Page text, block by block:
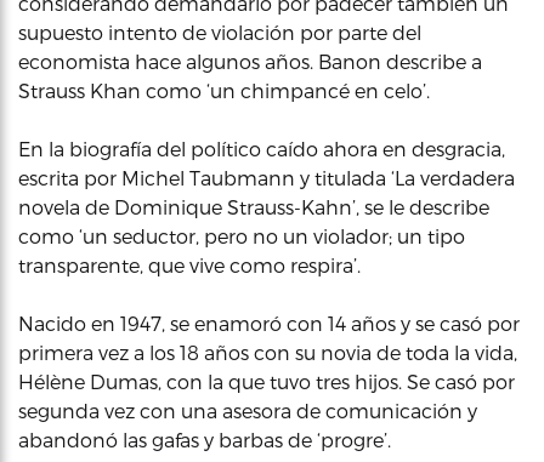
supuesto intento de violación por parte del
economista hace algunos años. Banon describe a
Strauss Khan como ‘un chimpancé en celo’.
En la biografía del político caído ahora en desgracia,
escrita por Michel Taubmann y titulada ‘La verdadera
novela de Dominique Strauss-Kahn’, se le describe
como ‘un seductor, pero no un violador; un tipo
transparente, que vive como respira’.
Nacido en 1947, se enamoró con 14 años y se casó por
primera vez a los 18 años con su novia de toda la vida,
Hélène Dumas, con la que tuvo tres hijos. Se casó por
segunda vez con una asesora de comunicación y
abandonó las gafas y barbas de ‘progre’.